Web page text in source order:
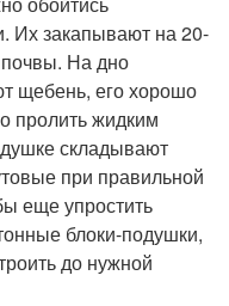
Их закапывают на 20-
На дно
щебень, его хорошо
пролить жидким
складывают
при правильной
еще упростить
блоки-подушки,
до нужной